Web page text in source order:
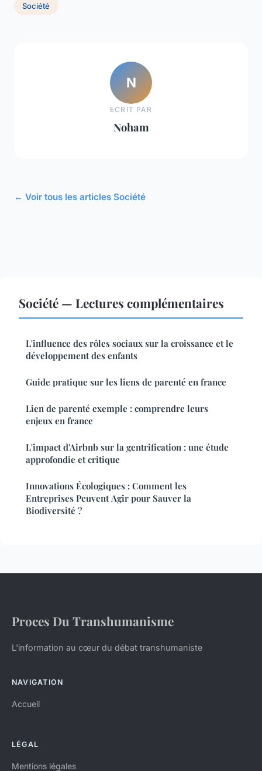
Société
N
ECRIT PAR
Noham
← Voir tous les articles Société
Société — Lectures complémentaires
L'influence des rôles sociaux sur la croissance et le
développement des enfants
Guide pratique sur les liens de parenté en france
Lien de parenté exemple : comprendre leurs
enjeux en france
L'impact d'Airbnb sur la gentrification : une étude
approfondie et critique
Innovations Écologiques : Comment les
Entreprises Peuvent Agir pour Sauver la
Biodiversité ?
Proces Du Transhumanisme
L'information au cœur du débat transhumaniste
NAVIGATION
Accueil
LÉGAL
Mentions légales